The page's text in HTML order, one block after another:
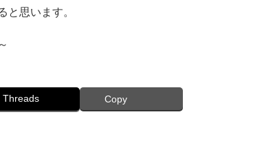
と思います。
Threads Copy